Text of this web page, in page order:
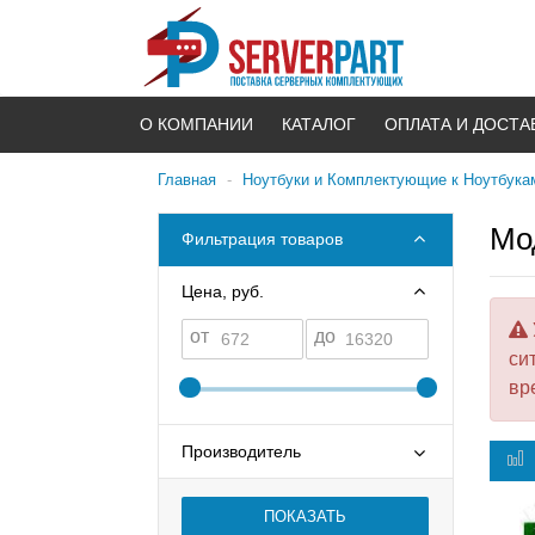
О КОМПАНИИ КАТАЛОГ ОПЛАТА И
Главная - Ноутбуки и Комплектующие к
Фильтрация товаров
Цена, руб.
от до
Производитель